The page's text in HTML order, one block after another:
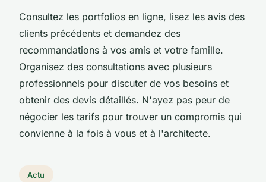
Consultez les portfolios en ligne, lisez les avis des
clients précédents et demandez des
recommandations à vos amis et votre famille.
Organisez des consultations avec plusieurs
professionnels pour discuter de vos besoins et
obtenir des devis détaillés. N'ayez pas peur de
négocier les tarifs pour trouver un compromis qui
convienne à la fois à vous et à l'architecte.
Actu